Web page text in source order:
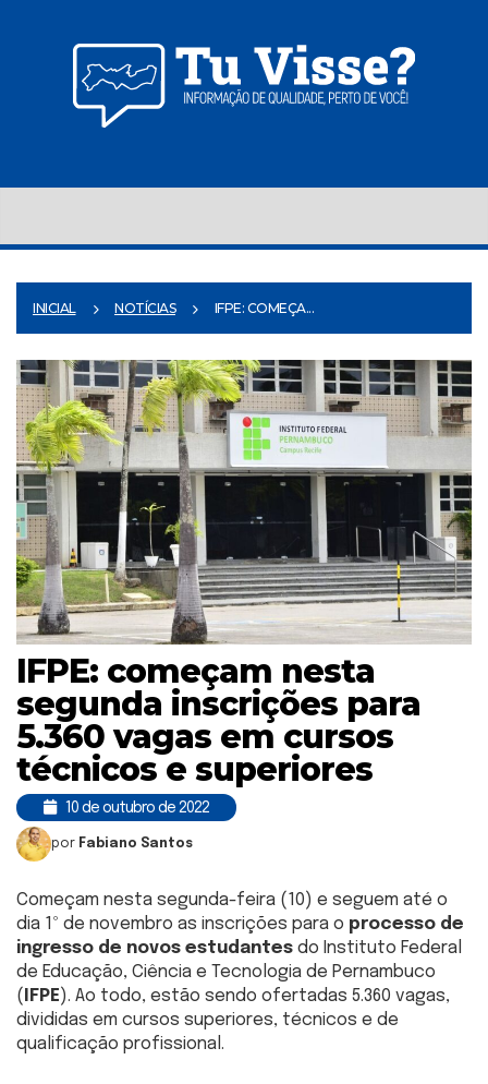
INICIAL NOTÍCIAS IFPE: COMEÇA...
IFPE: começam nesta
segunda inscrições para
5.360 vagas em cursos
técnicos e superiores
10 de outubro de 2022
por Fabiano Santos
Começam nesta segunda-feira (10) e seguem até o
dia 1º de novembro as inscrições para o processo de
ingresso de novos estudantes do Instituto Federal
de Educação, Ciência e Tecnologia de Pernambuco
( IFPE). Ao todo, estão sendo ofertadas 5.360 vagas,
divididas em cursos superiores, técnicos e de
qualificação profissional.